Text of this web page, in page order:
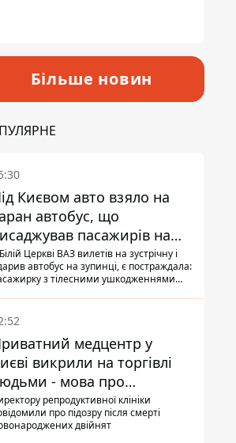
Більше новин
Києвом авто взяло на
автобус, що
пасажирів на
- пасажирка в
Церкві ВАЗ вилетів на зустрічну і
автобус на зупинці, є постраждала:
з тілесними ушкодженнями
медцентр у
викрили на торгівлі
- мова про
материнство
репродуктивної клініки
про підозру після смерті
двійнят